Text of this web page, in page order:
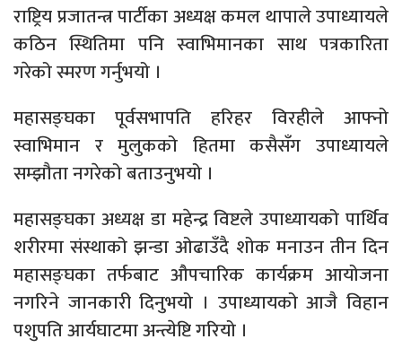
राष्ट्रिय प्रजातन्त्र पार्टीका अध्यक्ष कमल थापाले उपाध्यायले
कठिन स्थितिमा पनि स्वाभिमानका साथ पत्रकारिता
गरेको स्मरण गर्नुभयो ।
महासङ्घका पूर्वसभापति हरिहर विरहीले आफ्नो
स्वाभिमान र मुलुकको हितमा कसैसँग उपाध्यायले
सम्झौता नगरेको बताउनुभयो ।
महासङ्घका अध्यक्ष डा महेन्द्र विष्टले उपाध्यायको पार्थिव
शरीरमा संस्थाको झन्डा ओढाउँदै शोक मनाउन तीन दिन
महासङ्घका तर्फबाट औपचारिक कार्यक्रम आयोजना
नगरिने जानकारी दिनुभयो । उपाध्यायको आजै विहान
पशुपति आर्यघाटमा अन्त्येष्टि गरियो ।